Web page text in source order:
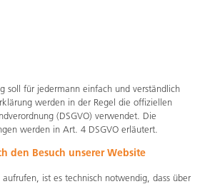
soll für jedermann einfach und verständlich
werden in der Regel die offiziellen
(DSGVO) verwendet. Die
werden in Art. 4 DSGVO erläutert.
den Besuch unserer Website
ist es technisch notwendig, dass über